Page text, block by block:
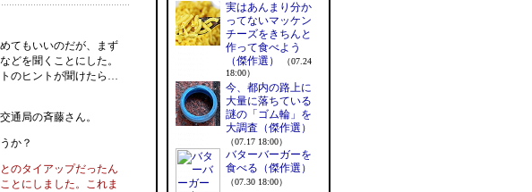
てもいいのだが、まず
どを聞くことにした。
のヒントが聞けたら…
通局の斉藤さん。
か？
のタイアップだったん
とにしました。これま
実はあんまり分か
ってないマッケン
チーズをきちんと
作って食べよう
（傑作選）
（07.24
18:00）
今、都内の路上に
大量に落ちている
謎の「ゴム輪」を
大調査（傑作選）
（07.17 18:00）
バターバーガーを
食べる（傑作選）
（07.30 18:00）